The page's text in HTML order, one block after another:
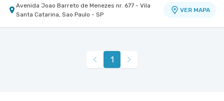
Avenida Joao Barreto de Menezes nr. 677 - Vila
Santa Catarina, Sao Paulo - SP
VER MAPA
Centro Médico São Luiz Itaim - Unidade Healthplace
Rua Doutor Alceu de Campos Rodrigues nr. 229
Conj. 807 8º Andar - Vila Nova Conceicao, Sao
Centro Médico São Luiz Morumbi - Unidade Oscar
Rua Engenheiro Oscar Americano nr. 1010 -
1